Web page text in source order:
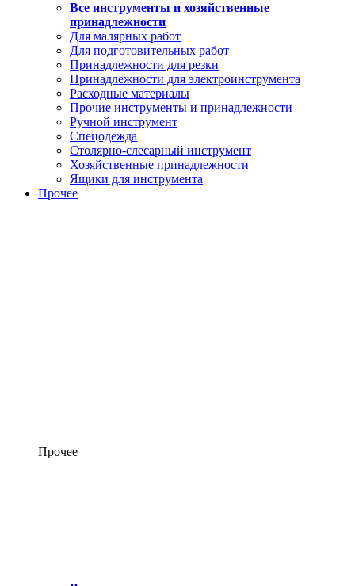
Все инструменты и хозяйственные
принадлежности
Для малярных работ
Для подготовительных работ
Принадлежности для резки
Принадлежности для электроинструмента
Расходные материалы
Прочие инструменты и принадлежности
Ручной инструмент
Спецодежда
Столярно-слесарный инструмент
Хозяйственные принадлежности
Ящики для инструмента
Прочее
Прочее